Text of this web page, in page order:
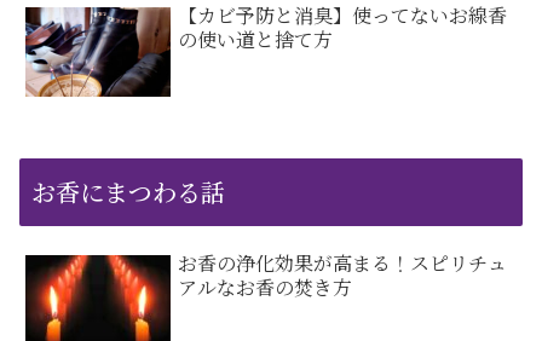
【カビ予防と消臭】使ってないお線香
の使い道と捨て方
お香にまつわる話
お香の浄化効果が高まる！スピリチュ
アルなお香の焚き方